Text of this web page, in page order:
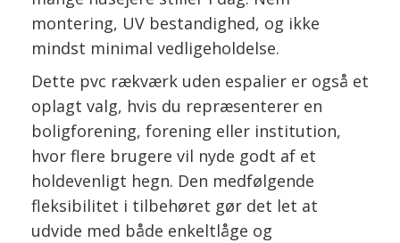
montering, UV bestandighed, og ikke
mindst minimal vedligeholdelse.
Dette pvc rækværk uden espalier er også et
oplagt valg, hvis du repræsenterer en
boligforening, forening eller institution,
hvor flere brugere vil nyde godt af et
holdevenligt hegn. Den medfølgende
fleksibilitet i tilbehøret gør det let at
udvide med både enkeltlåge og